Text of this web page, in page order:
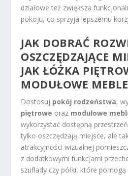
działowe też zwiększa
pokoju, co sprzyja lepszemu
JAK DOBRAĆ
OSZCZĘDZAJĄCE
JAK ŁÓŻKA
MODUŁOWE
Dostosuj pokój rodzeństwa,
piętrowe oraz modułowe
wykorzystać dostępną
tylko oszczędzają miejsce, ale
atrakcyjności wizualnej
z dodatkowymi funkcjami
szuflady czy półki, które